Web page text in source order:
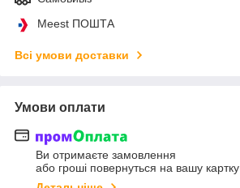
Meest ПОШТА
Всі умови доставки
Умови оплати
Ви отримаєте замовлення
або гроші повернуться на вашу картку